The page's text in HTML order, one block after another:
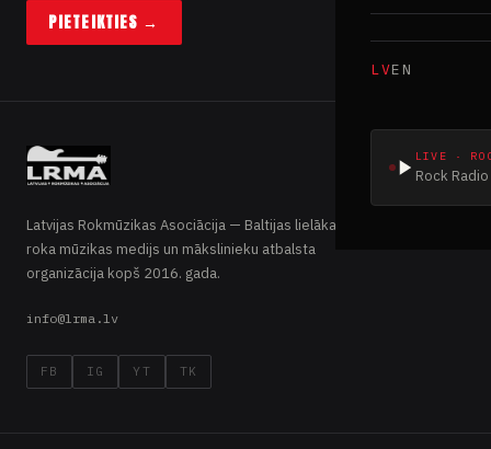
LVEN
LIVE ·
Rock
PIETEIKTIES →
Latvijas Rokmūzikas Asociācija — Baltijas lielākais
roka mūzikas medijs un mākslinieku atbalsta
organizācija kopš 2016. gada.
info@lrma.lv
FB IG YT TK